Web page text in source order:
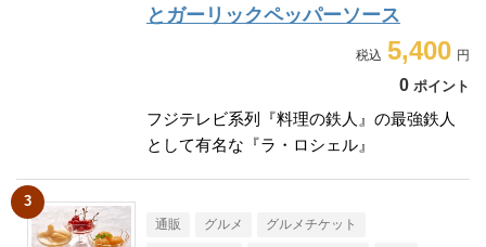
とガーリックペッパーソース
5,400
0 ポイント
フジテレビ系列『料理の鉄人』の最強鉄人
として有名な『ラ・ロシェル』
通販 グルメ グルメチケット